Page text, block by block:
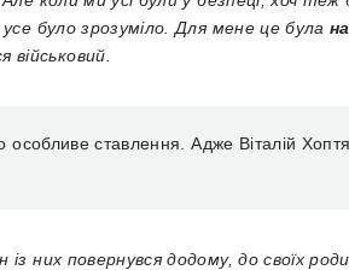
було зрозуміло. Для мене це була
військовий.
особливе ставлення.Адже Віталій
них повернувся додому, до своїх